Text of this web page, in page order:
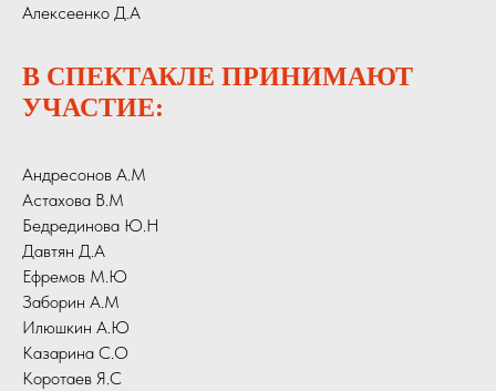
Алексеенко Д.А
В СПЕКТАКЛЕ ПРИНИМАЮТ
УЧАСТИЕ:
Андресонов А.М
Астахова В.М
Бедрединова Ю.Н
Давтян Д.А
Ефремов М.Ю
Заборин А.М
Илюшкин А.Ю
Казарина С.О
Коротаев Я.С